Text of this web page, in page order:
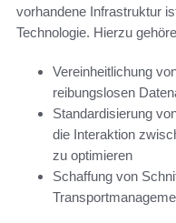
vorhandene Infrastruktur
Technologie. Hierzu
Vereinheitlichung
reibungslosen
Standardisierung
die Interaktion
zu optimieren
Schaffung von